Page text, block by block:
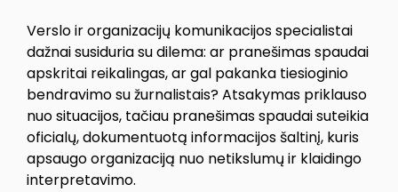
Verslo ir organizacijų komunikacijos specialistai
dažnai susiduria su dilema: ar pranešimas spaudai
apskritai reikalingas, ar gal pakanka tiesioginio
bendravimo su žurnalistais? Atsakymas priklauso
nuo situacijos, tačiau pranešimas spaudai suteikia
oficialų, dokumentuotą informacijos šaltinį, kuris
apsaugo organizaciją nuo netikslumų ir klaidingo
interpretavimo.